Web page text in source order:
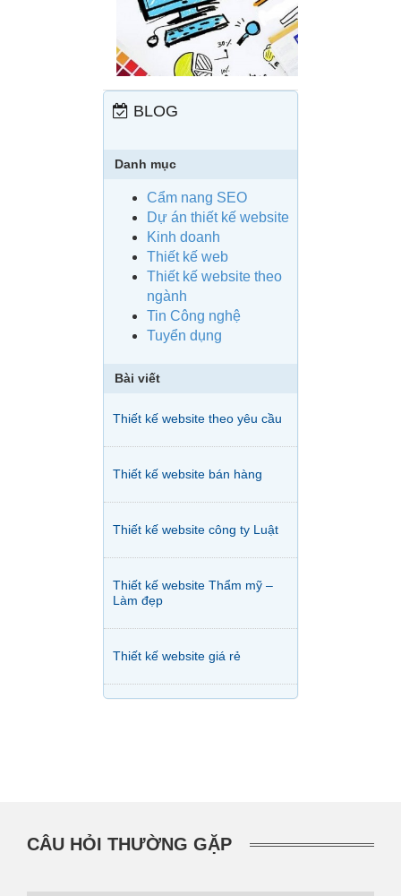
BLOG
Danh mục
Cẩm nang SEO
Dự án thiết kế website
Kinh doanh
Thiết kế web
Thiết kế website theo
ngành
Tin Công nghệ
Tuyển dụng
Bài viết
Thiết kế website theo yêu cầu
Thiết kế website bán hàng
Thiết kế website công ty Luật
Thiết kế website Thẩm mỹ –
Làm đẹp
Thiết kế website giá rẻ
CÂU HỎI THƯỜNG GẶP